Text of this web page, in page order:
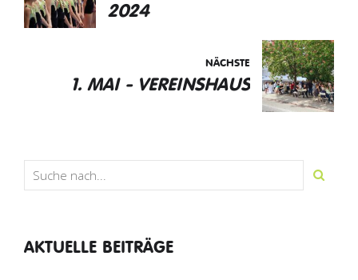
2024
NÄCHSTE
1. MAI - VEREINSHAUS
AKTUELLE BEITRÄGE